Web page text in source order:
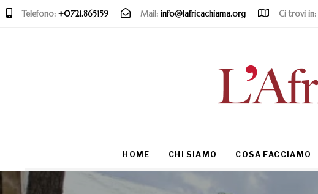
Telefono: +0721.865159 Mail: info@lafricachiama.org Ci trovi in:
HOME CHI SIAMO COSA FACCIAMO